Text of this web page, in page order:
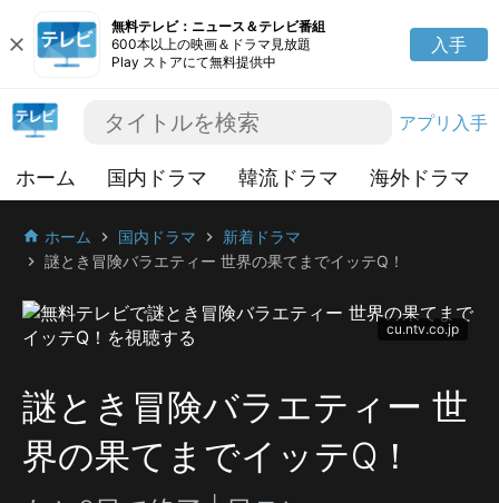
close
無料テレビ：ニュース＆テレビ番組
600本以上の映画＆ドラマ見放題
Play ストアにて無料提供中
入手
アプリ入手
ホーム 国内ドラマ 韓流ドラマ 海外ドラマ
home ホーム chevron_right 国内ドラマ chevron_right 新着ドラマ
chevron_right 謎とき冒険バラエティー 世界の果てまでイッテQ！
cu.ntv.co.jp
謎とき冒険バラエティー 世
界の果てまでイッテQ！